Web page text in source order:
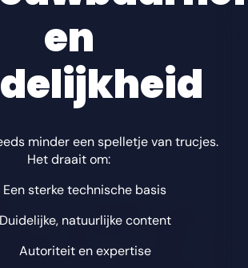
en
minder een spelletje van trucjes.
Het draait om:
Een sterke technische basis
Duidelijke, natuurlijke content
Autoriteit en expertise